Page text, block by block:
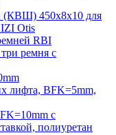
(КВШ) 450х8х10 для
Otis
RBI
ремня с
лифта, BFK=5mm,
с
полиуретан